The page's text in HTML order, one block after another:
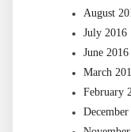
August
July 2016
June 2016
March
February